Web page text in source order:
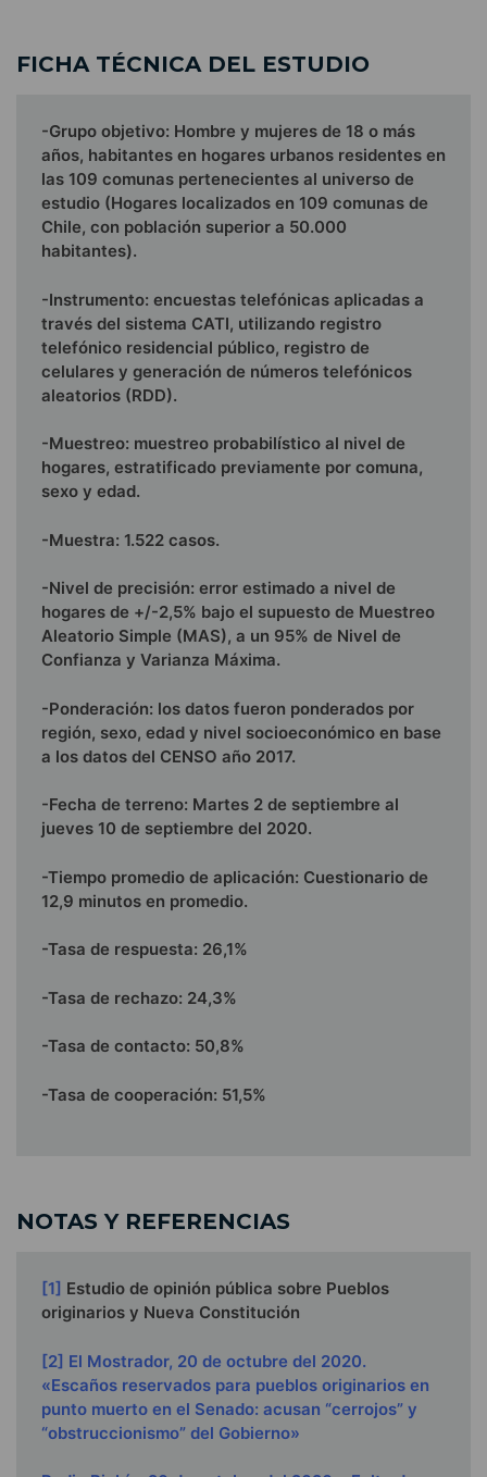
FICHA TÉCNICA DEL ESTUDIO
-Grupo objetivo: Hombre y mujeres de 18 o más
años, habitantes en hogares urbanos residentes en
las 109 comunas pertenecientes al universo de
estudio (Hogares localizados en 109 comunas de
Chile, con población superior a 50.000
habitantes).
-Instrumento: encuestas telefónicas aplicadas a
través del sistema CATI, utilizando registro
telefónico residencial público, registro de
celulares y generación de números telefónicos
aleatorios (RDD).
-Muestreo: muestreo probabilístico al nivel de
hogares, estratificado previamente por comuna,
sexo y edad.
-Muestra: 1.522 casos.
-Nivel de precisión: error estimado a nivel de
hogares de +/-2,5% bajo el supuesto de Muestreo
Aleatorio Simple (MAS), a un 95% de Nivel de
Confianza y Varianza Máxima.
-Ponderación: los datos fueron ponderados por
región, sexo, edad y nivel socioeconómico en base
a los datos del CENSO año 2017.
-Fecha de terreno: Martes 2 de septiembre al
jueves 10 de septiembre del 2020.
-Tiempo promedio de aplicación: Cuestionario de
12,9 minutos en promedio.
-Tasa de respuesta: 26,1%
-Tasa de rechazo: 24,3%
-Tasa de contacto: 50,8%
-Tasa de cooperación: 51,5%
NOTAS Y REFERENCIAS
[1] Estudio de opinión pública sobre Pueblos
originarios y Nueva Constitución
[2] El Mostrador, 20 de octubre del 2020.
«Escaños reservados para pueblos originarios en
punto muerto en el Senado: acusan “cerrojos” y
“obstruccionismo” del Gobierno»